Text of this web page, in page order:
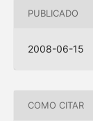
PUBLICADO
2008-06-15
COMO CITAR